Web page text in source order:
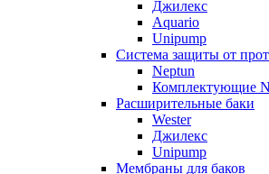
Джилекс
Aquario
Unipump
Система защиты от
Neptun
Комплектующие
Расширительные баки
Wester
Джилекс
Unipump
Мембраны для баков